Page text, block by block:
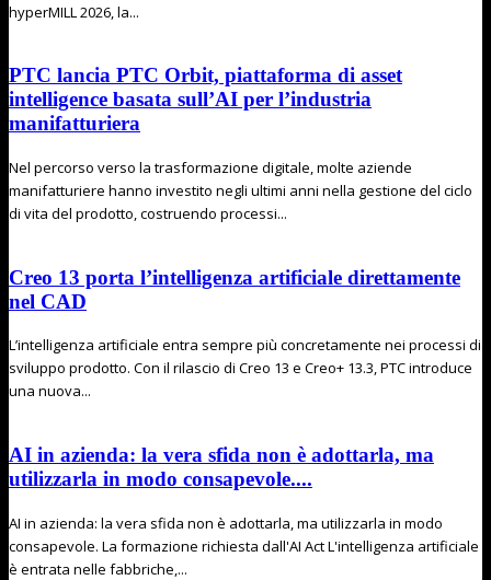
hyperMILL 2026, la...
PTC lancia PTC Orbit, piattaforma di asset
intelligence basata sull’AI per l’industria
manifatturiera
Nel percorso verso la trasformazione digitale, molte aziende
manifatturiere hanno investito negli ultimi anni nella gestione del ciclo
di vita del prodotto, costruendo processi...
Creo 13 porta l’intelligenza artificiale direttamente
nel CAD
L’intelligenza artificiale entra sempre più concretamente nei processi di
sviluppo prodotto. Con il rilascio di Creo 13 e Creo+ 13.3, PTC introduce
una nuova...
AI in azienda: la vera sfida non è adottarla, ma
utilizzarla in modo consapevole....
AI in azienda: la vera sfida non è adottarla, ma utilizzarla in modo
consapevole. La formazione richiesta dall'AI Act L'intelligenza artificiale
è entrata nelle fabbriche,...